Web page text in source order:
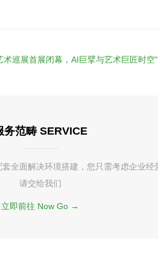
术巡展首展闭幕，AI巨擘与艺术巨匠时空
务范畴 SERVICE
全面解决环境搭建，您只需考虑企业经
请交给我们
立即前往 Now Go →